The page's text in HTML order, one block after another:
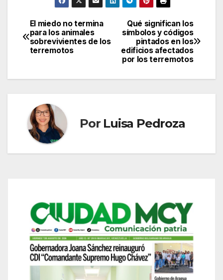
Navegación
de
Qué significan los
símbolos y códigos
pintados en los
edificios afectados
por los terremotos
El miedo no termina
para los animales
sobrevivientes de los
terremotos
Por Luisa Pedroza